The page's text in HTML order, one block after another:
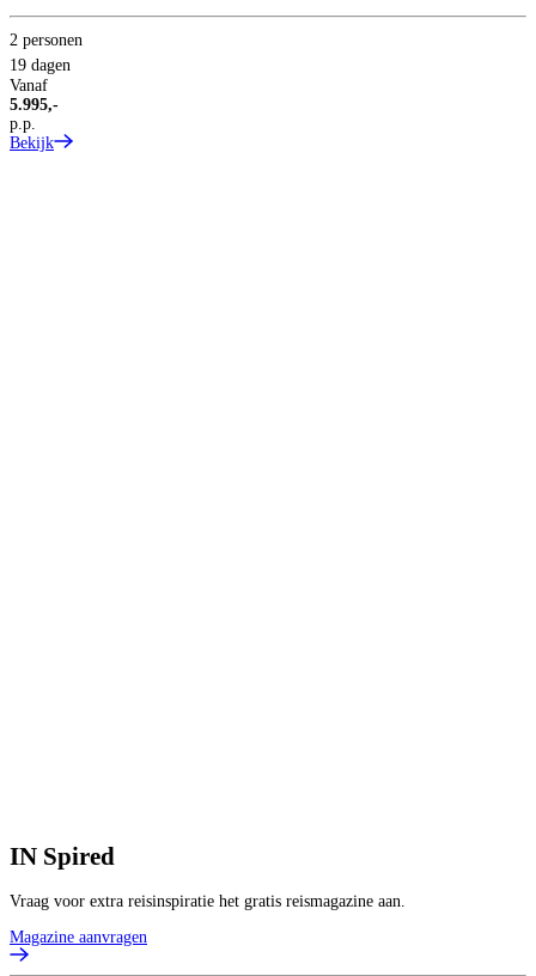
2 personen
19 dagen
Vanaf
5.995,-
p.p.
Bekijk
IN Spired
Vraag voor extra reisinspiratie het gratis reismagazine aan.
Magazine aanvragen